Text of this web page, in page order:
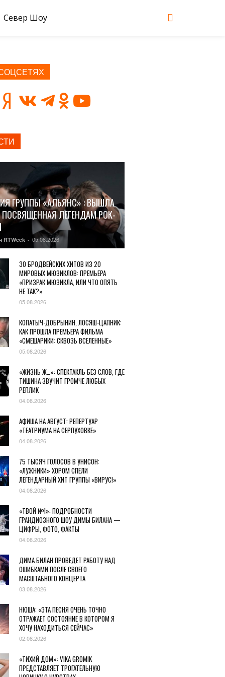
Север Шоу
ГРУППЫ «АЛЬЯНС» : ВЫШЛА
ПОСВЯЩЕННАЯ ЛЕГЕНДАМ РОК-
RTWeek - 05.08.2026
30 БРОДВЕЙСКИХ ХИТОВ ИЗ 20
МИРОВЫХ МЮЗИКЛОВ: ПРЕМЬЕРА
«ПРИЗРАК МЮЗИКЛА, ИЛИ ЧТО ОПЯТЬ
НЕ ТАК?»
05.08.2026
КОПАТЫЧ-ДОБРЫНИН, ЛОСЯШ-ЦАПНИК:
КАК ПРОШЛА ПРЕМЬЕРА ФИЛЬМА
«СМЕШАРИКИ: СКВОЗЬ ВСЕЛЕННЫЕ»
05.08.2026
«ЖИЗНЬ Ж…»: СПЕКТАКЛЬ БЕЗ СЛОВ, ГДЕ
ТИШИНА ЗВУЧИТ ГРОМЧЕ ЛЮБЫХ
РЕПЛИК
04.08.2026
АФИША НА АВГУСТ: РЕПЕРТУАР
«ТЕАТРИУМА НА СЕРПУХОВКЕ»
04.08.2026
75 ТЫСЯЧ ГОЛОСОВ В УНИСОН:
«ЛУЖНИКИ» ХОРОМ СПЕЛИ
ЛЕГЕНДАРНЫЙ ХИТ ГРУППЫ «ВИРУС!»
04.08.2026
«ТВОЙ №1»: ПОДРОБНОСТИ
ГРАНДИОЗНОГО ШОУ ДИМЫ БИЛАНА —
ЦИФРЫ, ФОТО, ФАКТЫ
04.08.2026
ДИМА БИЛАН ПРОВЕДЕТ РАБОТУ НАД
ОШИБКАМИ ПОСЛЕ СВОЕГО
МАСШТАБНОГО КОНЦЕРТА
03.08.2026
НЮША: «ЭТА ПЕСНЯ ОЧЕНЬ ТОЧНО
ОТРАЖАЕТ СОСТОЯНИЕ В КОТОРОМ Я
ХОЧУ НАХОДИТЬСЯ СЕЙЧАС»
02.08.2026
«ТИХИЙ ДОМ»: VIKA GROMIK
ПРЕДСТАВЛЯЕТ ТРОГАТЕЛЬНУЮ